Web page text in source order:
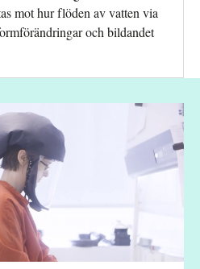
mot hur flöden av vatten via
och bildandet